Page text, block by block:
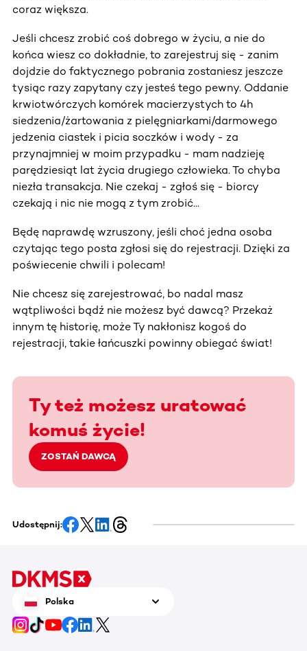
coraz większa.
Jeśli chcesz zrobić coś dobrego w życiu, a nie do
końca wiesz co dokładnie, to zarejestruj się - zanim
dojdzie do faktycznego pobrania zostaniesz jeszcze
tysiąc razy zapytany czy jesteś tego pewny. Oddanie
krwiotwórczych komórek macierzystych to 4h
siedzenia/żartowania z pielęgniarkami/darmowego
jedzenia ciastek i picia soczków i wody - za
przynajmniej w moim przypadku - mam nadzieję
parędziesiąt lat życia drugiego człowieka. To chyba
niezła transakcja. Nie czekaj - zgłoś się - biorcy
czekają i nic nie mogą z tym zrobić...
Będę naprawdę wzruszony, jeśli choć jedna osoba
czytając tego posta zgłosi się do rejestracji. Dzięki za
poświecenie chwili i polecam!
Nie chcesz się zarejestrować, bo nadal masz
wątpliwości bądź nie możesz być dawcą? Przekaż
innym tę historię, może Ty nakłonisz kogoś do
rejestracji, takie łańcuszki powinny obiegać świat!
Ty też możesz uratować
komuś życie!
ZOSTAŃ DAWCĄ
Udostępnij:
Polska